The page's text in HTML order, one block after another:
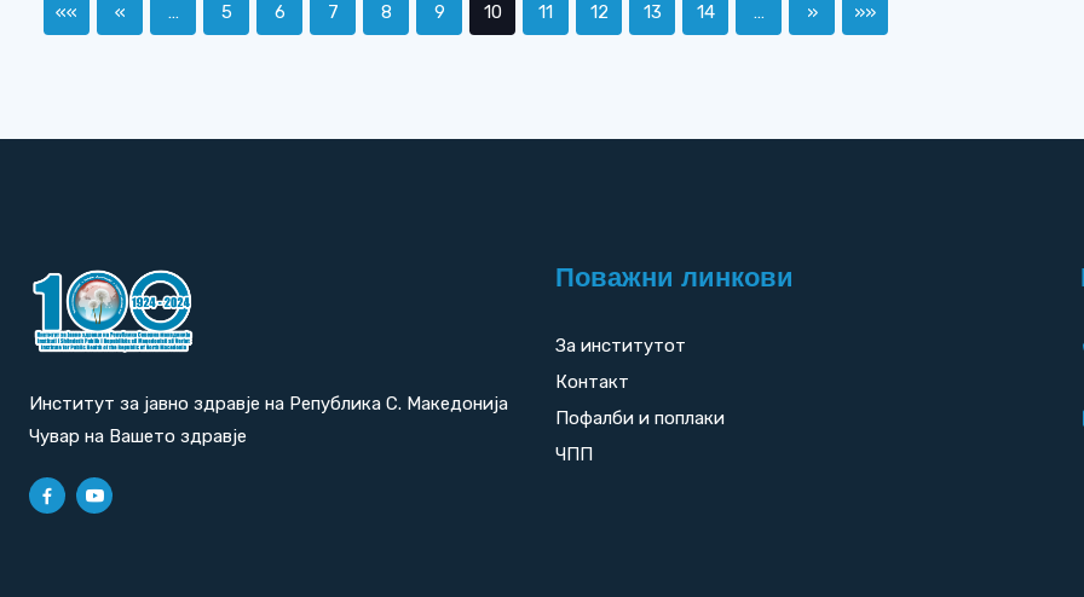
«« « … 5 6 7 8 9 10 11 12 13 14 … » »»
Институт за јавно здравје на Република С. Македонија
Чувар на Вашето здравје
Поважни линкови
За институтот
Контакт
Пофалби и поплаки
ЧПП